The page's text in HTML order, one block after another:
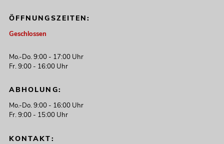
ÖFFNUNGSZEITEN:
Geschlossen
Mo.-Do. 9:00 - 17:00 Uhr
Fr. 9:00 - 16:00 Uhr
ABHOLUNG:
Mo.-Do. 9:00 - 16:00 Uhr
Fr. 9:00 - 15:00 Uhr
KONTAKT: